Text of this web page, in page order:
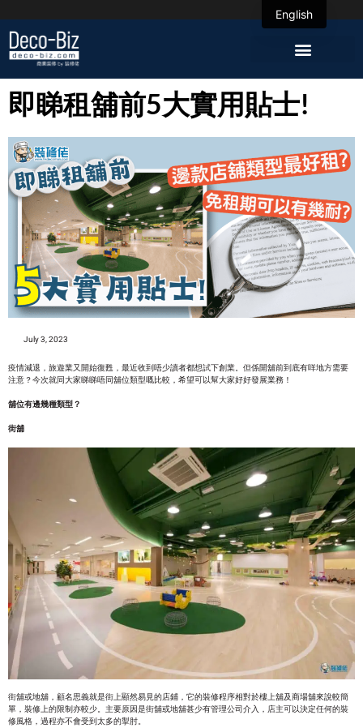
即睇租舖前5大實用貼士!
July 3, 2023
疫情減退，旅遊業又開始復甦，最近收到唔少讀者都想試下創業。但係開舖前到底有咩地方需要
注意？今次就同大家睇睇唔同舖位類型嘅比較，希望可以幫大家好好發展業務！
舖位有邊幾種類型？
街舖
街舖或地舖，顧名思義就是街上顯然易見的店鋪，它的裝修程序相對於樓上舖及商場舖來說較簡
單，裝修上的限制亦較少。主要原因是街舖或地舖甚少有管理公司介入，店主可以決定任何的裝
修風格，過程亦不會受到太多的掣肘。
English